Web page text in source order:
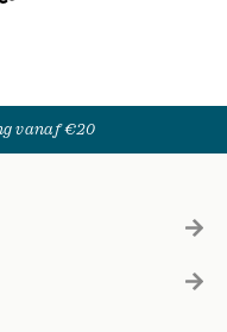
vanaf €20